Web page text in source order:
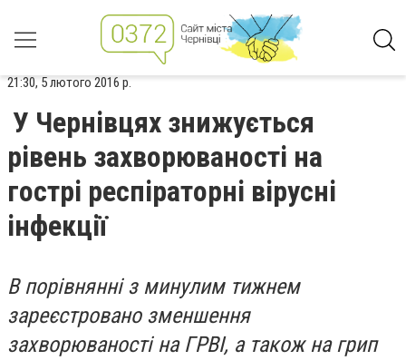
21:30, 5 лютого 2016 р.
У Чернівцях знижується
рівень захворюваності на
гострі респіраторні вірусні
інфекції
В порівнянні з минулим тижнем
зареєстровано зменшення
захворюваності на ГРВІ, а також на грип